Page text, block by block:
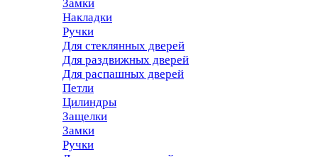
Замки
Накладки
Ручки
Для стеклянных дверей
Для раздвижных дверей
Для распашных дверей
Петли
Цилиндры
Защелки
Замки
Ручки